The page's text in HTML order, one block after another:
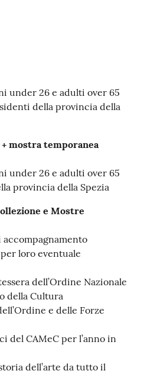
under 26 e adulti over 65
della provincia della
mostra temporanea
under 26 e adulti over 65
provincia della Spezia
e Mostre
loro eventuale
dell’Ordine Nazionale
della Cultura
e delle Forze
del CAMeC per l’anno in
dell’arte da tutto il